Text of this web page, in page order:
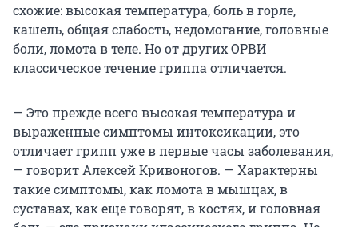
схожие: высокая температура, боль в горле,
кашель, общая слабость, недомогание, головные
боли, ломота в теле. Но от других ОРВИ
классическое течение гриппа отличается.
— Это прежде всего высокая температура и
выраженные симптомы интоксикации, это
отличает грипп уже в первые часы заболевания,
— говорит Алексей Кривоногов. — Характерны
такие симптомы, как ломота в мышцах, в
суставах, как еще говорят, в костях, и головная